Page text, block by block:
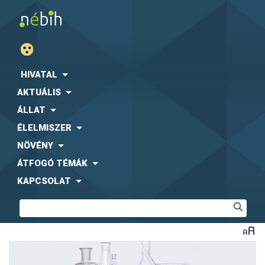
HIVATAL
AKTUÁLIS
ÁLLAT
ÉLELMISZER
NÖVÉNY
ÁTFOGÓ TÉMÁK
KAPCSOLAT